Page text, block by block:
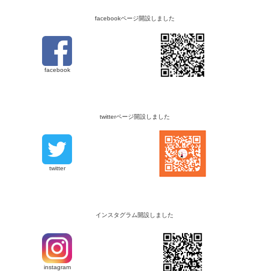
facebookページ開設しました
facebook
twitterページ開設しました
twitter
インスタグラム開設しました
instagram